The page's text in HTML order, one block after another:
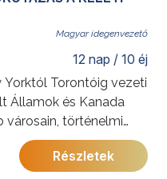
Magyar idegenvezető
12 nap / 10 éj
Yorktól Torontóig vezeti
Államok és Kanada
városain, történelmi
A modern
kultúra, a festői 1000-
Részletek